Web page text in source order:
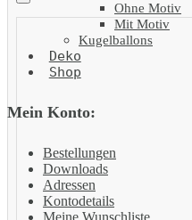
Ohne Motiv
Mit Motiv
Kugelballons
Deko
Shop
Mein Konto:
Bestellungen
Downloads
Adressen
Kontodetails
Meine Wunschliste